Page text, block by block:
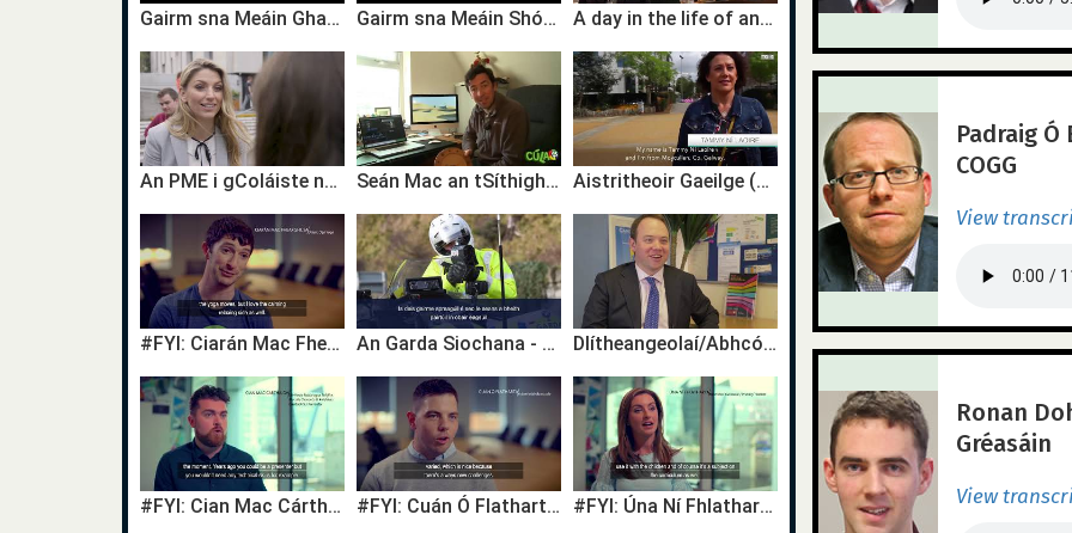
Gairm sna Meáin Ghaeilge | Rachael Moriarty | TG4 Gairm sna Meáin Shóisialta | Na Meáin Shóisialta - Róisín Ní Mhaoláin & Rút Ní Theimhneáin | TG4 A day in the life of an Irish interpreter working for the EU institutions
An PME i gColáiste na Tríonóide Seán Mac an tSíthigh - Iriseoireacht Aistritheoir Gaeilge (EU) Tammy Ní Laoire
#FYI: Ciarán Mac Fhearghusa, Úinéir, Óga Yoga An Garda Siochana - As Gaeilge Dlítheangeolaí/Abhcóide - Eóin Mac Domhnaill
#FYI: Cian Mac Cárthaigh, Léirtheoir Raidió agus Teilifíse / Radio and Television Producer #FYI: Cuán Ó Flatharta, Príomhoide, Bunscoile #FYI: Úna Ní Fhlatharta, Múinteoir bunscoile / Primary School Teacher
Padraig
COGG
View
Ronan
Gréasáin
View